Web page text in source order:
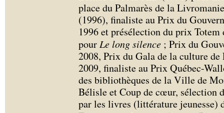
place du Palmarès de la
(1996), finaliste au Prix du
1996 et présélection du prix
pour Le long silence ; Prix du
2008, Prix du Gala de la culture
2009, finaliste au Prix Québec-
des bibliothèques de la Ville de
Bélisle et Coup de cœur, sélection
par les livres (littérature jeunesse)